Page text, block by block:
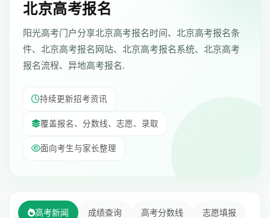
北京高考报名
阳光高考门户分享北京高考报名时间、北京高考报名条
件、北京高考报名网站、北京高考报名系统、北京高考
报名流程、异地高考报名.
持续更新招考资讯
覆盖报名、分数线、志愿、录取
面向考生与家长整理
高考新闻 成绩查询 高考分数线 志愿填报